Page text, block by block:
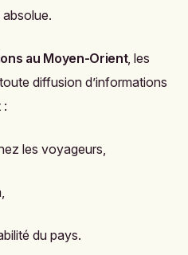
au Moyen-Orient, les
diffusion d’informations
:
les voyageurs,
du pays.